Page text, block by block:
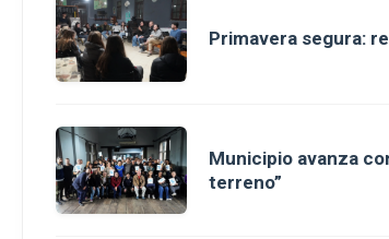
Primavera segura:
Municipio avanza
terreno”